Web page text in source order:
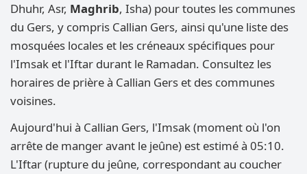
Dhuhr, Asr, Maghrib, Isha) pour toutes les communes
du Gers, y compris Callian Gers, ainsi qu'une liste des
mosquées locales et les créneaux spécifiques pour
l'Imsak et l'Iftar durant le Ramadan. Consultez les
horaires de prière à Callian Gers et des communes
voisines.
Aujourd'hui à Callian Gers, l'Imsak (moment où l'on
arrête de manger avant le jeûne) est estimé à 05:10.
L'Iftar (rupture du jeûne, correspondant au coucher